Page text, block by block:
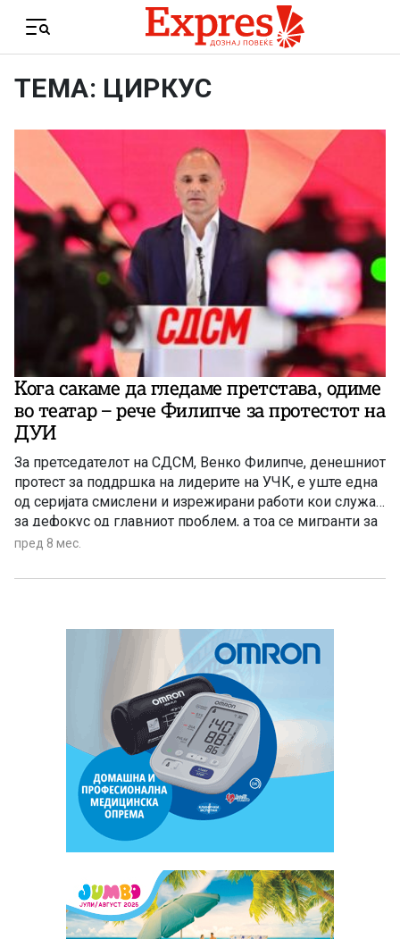
Menu
ТЕМА: ЦИРКУС
Кога сакаме да гледаме претстава, одиме
во театар – рече Филипче за протестот на
ДУИ
За претседателот на СДСМ, Венко Филипче, денешниот
протест за поддршка на лидерите на УЧК, е уште една
од серијата смислени и изрежирани работи кои служат
за дефокус од главниот проблем, а тоа се мигранти за
пари.
пред 8 мес.